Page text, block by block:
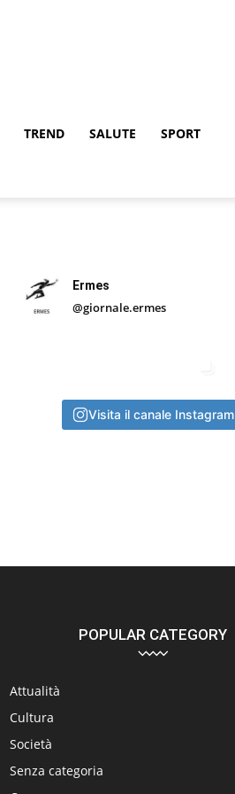
TREND SALUTE SPORT
Ermes
@giornale.ermes
Visita il canale Instagram
POPULAR CATEGORY
Attualità
Cultura
Società
Senza categoria